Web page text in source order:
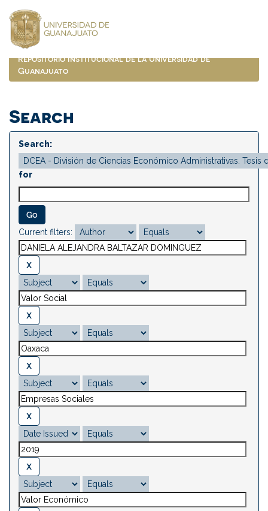
navigation
Repositorio Institucional de la Universidad de
Guanajuato
Search
Search:
for
Current filters: